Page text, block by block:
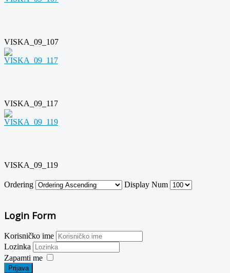
VISKA_09_107
VISKA_09_117
VISKA_09_119
Ordering Display Num
Login Form
Korisničko ime
Lozinka
Zapamti me
Prijava